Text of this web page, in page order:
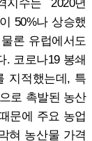
지수는 2020년
50%나 상승했
론 유럽에서도
. 코로나19 봉쇄
지적했는데, 특
로 촉발된 농산
문에 주요 농업
혀 농산물 가격